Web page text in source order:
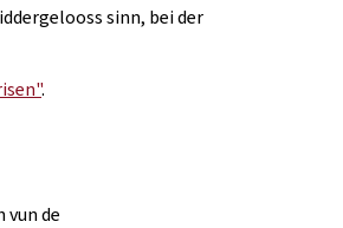
sinn, bei der
.
vun de